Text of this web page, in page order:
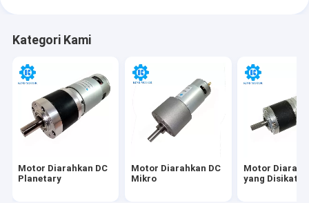
Motor DC Micro Brushed
Motor Getaran DC
Kategori Kami
Motor Diarahkan DC
Planetary
Motor Diarahkan DC
Mikro
Motor
yang Disikat